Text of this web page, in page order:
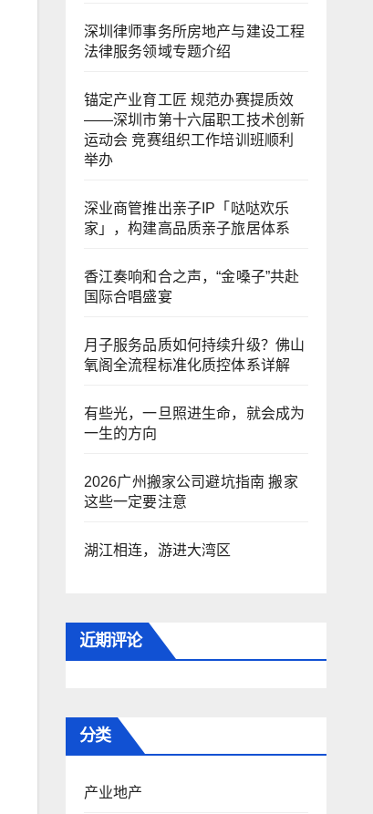
深圳律师事务所房地产与建设工程
法律服务领域专题介绍
锚定产业育工匠 规范办赛提质效
——深圳市第十六届职工技术创新
运动会 竞赛组织工作培训班顺利
举办
深业商管推出亲子IP「哒哒欢乐
家」，构建高品质亲子旅居体系
香江奏响和合之声，“金嗓子”共赴
国际合唱盛宴
月子服务品质如何持续升级？佛山
氧阁全流程标准化质控体系详解
有些光，一旦照进生命，就会成为
一生的方向
2026广州搬家公司避坑指南 搬家
这些一定要注意
湖江相连，游进大湾区
近期评论
分类
产业地产